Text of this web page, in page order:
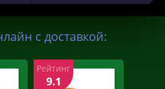
с доставкой:
Рейтинг
9.1